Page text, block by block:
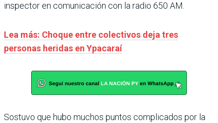
inspector en comunicación con la radio 650 AM.
Lea más: Choque entre colectivos deja tres
personas heridas en Ypacaraí
Sostuvo que hubo muchos puntos complicados por la